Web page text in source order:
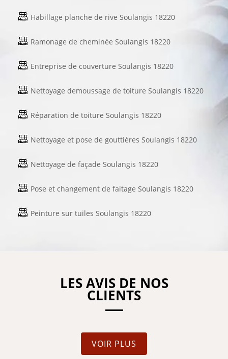
Habillage planche de rive Soulangis 18220
Ramonage de cheminée Soulangis 18220
Entreprise de couverture Soulangis 18220
Nettoyage demoussage de toiture Soulangis 18220
Réparation de toiture Soulangis 18220
Nettoyage et pose de gouttières Soulangis 18220
Nettoyage de façade Soulangis 18220
Pose et changement de faitage Soulangis 18220
Peinture sur tuiles Soulangis 18220
LES AVIS DE NOS
CLIENTS
VOIR PLUS